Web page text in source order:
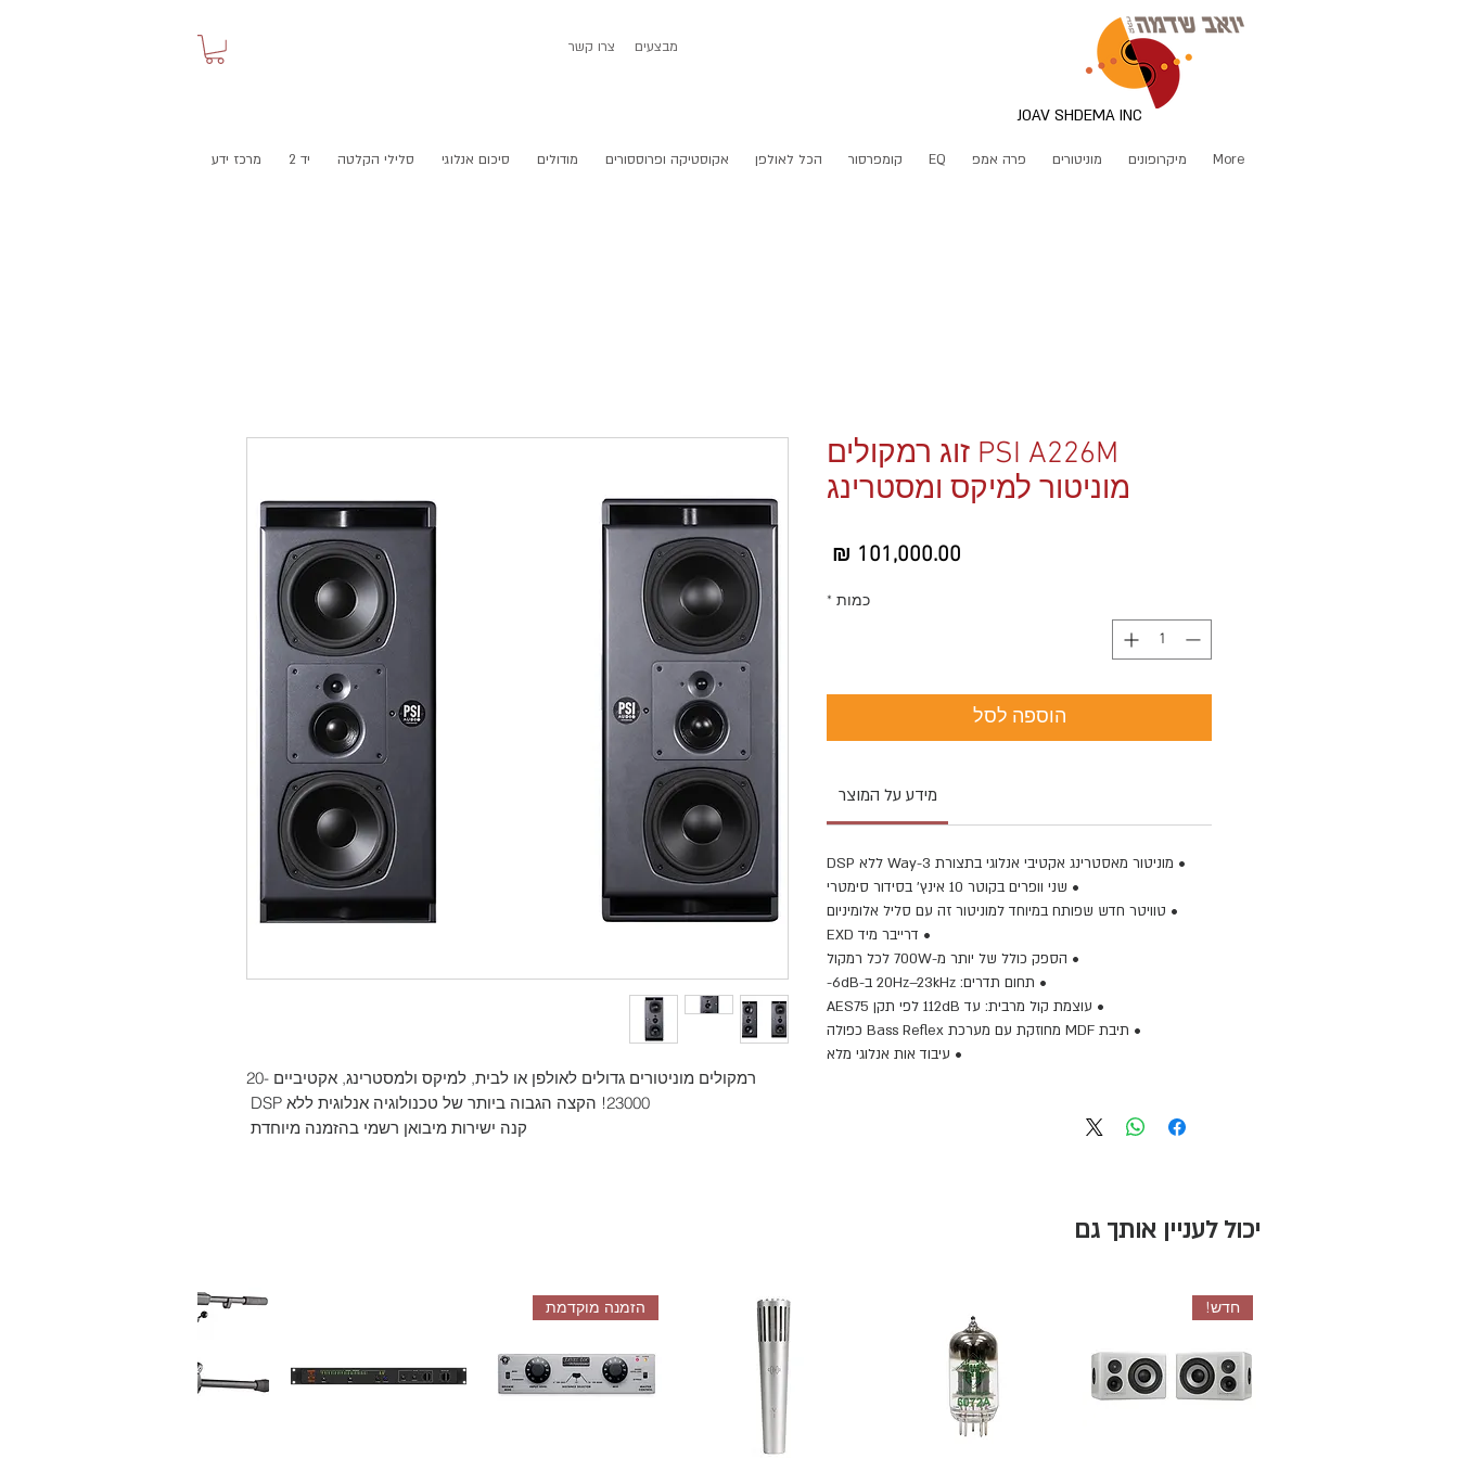
צרו קשר מבצעים
JOAV SHDEMA INC
מרכז ידע יד 2 סלילי הקלטה סיכום אנלוגי מודולים אקוסטיקה ופרוססורים הכל לאולפן קומפרסור EQ פרה אמפ מוניטורים מיקרופונים More
רמקולים מוניטורים גדולים לאולפן או לבית, למיקס ולמסטרינג, אקטיביים 20-
23000! הקצה הגבוה ביותר של טכנולוגיה אנלוגית ללא DSP
קנה ישירות מיבואן רשמי בהזמנה מיוחדת
PSI A226M זוג רמקולים
מוניטור למיקס ומסטרינג
כמות *
הוספה לסל
מידע על המוצר
• מוניטור מאסטרינג אקטיבי אנלוגי בתצורת 3-Way ללא DSP
• שני וופרים בקוטר 10 אינץ׳ בסידור סימטרי
• טוויטר חדש שפותח במיוחד למוניטור זה עם סליל אלומיניום
• דרייבר מיד EXD
• הספק כולל של יותר מ-700W לכל רמקול
• תחום תדרים: 20Hz–23kHz ב-‎-6dB
• עוצמת קול מרבית: עד 112dB לפי תקן AES75
• תיבת MDF מחוזקת עם מערכת Bass Reflex כפולה
• עיבוד אות אנלוגי מלא
יכול לעניין אותך גם
חדש! הזמנה מוקדמת